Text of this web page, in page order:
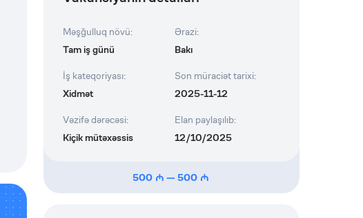
Məşğulluq növü:
Tam iş günü
Ərazi:
Bakı
İş kateqoriyası:
Xidmət
Son müraciət tarixi:
2025-11-12
Vəzifə dərəcəsi:
Kiçik mütəxəssis
Elan paylaşılıb:
12/10/2025
500 — 500